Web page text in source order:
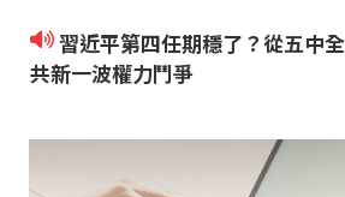
習近平第四任期穩了？從五中全會解析中
共新一波權力鬥爭